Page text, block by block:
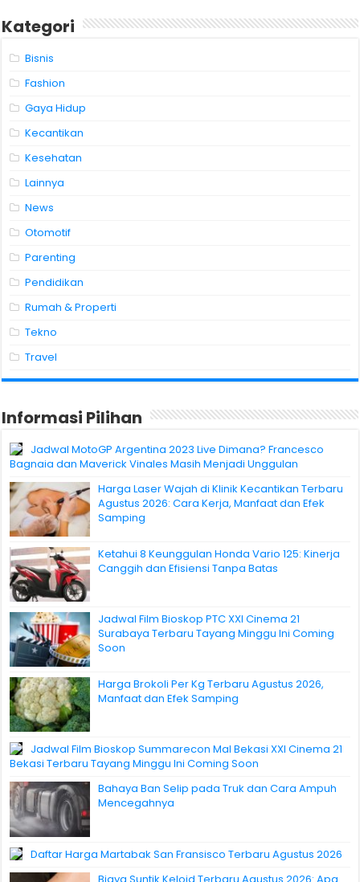
Kategori
Bisnis
Fashion
Gaya Hidup
Kecantikan
Kesehatan
Lainnya
News
Otomotif
Parenting
Pendidikan
Rumah & Properti
Tekno
Travel
Informasi Pilihan
Jadwal MotoGP Argentina 2023 Live Dimana? Francesco
Bagnaia dan Maverick Vinales Masih Menjadi Unggulan
Harga Laser Wajah di Klinik Kecantikan Terbaru
Agustus 2026: Cara Kerja, Manfaat dan Efek
Samping
Ketahui 8 Keunggulan Honda Vario 125: Kinerja
Canggih dan Efisiensi Tanpa Batas
Jadwal Film Bioskop PTC XXI Cinema 21
Surabaya Terbaru Tayang Minggu Ini Coming
Soon
Harga Brokoli Per Kg Terbaru Agustus 2026,
Manfaat dan Efek Samping
Jadwal Film Bioskop Summarecon Mal Bekasi XXI Cinema 21
Bekasi Terbaru Tayang Minggu Ini Coming Soon
Bahaya Ban Selip pada Truk dan Cara Ampuh
Mencegahnya
Daftar Harga Martabak San Fransisco Terbaru Agustus 2026
Biaya Suntik Keloid Terbaru Agustus 2026: Apa